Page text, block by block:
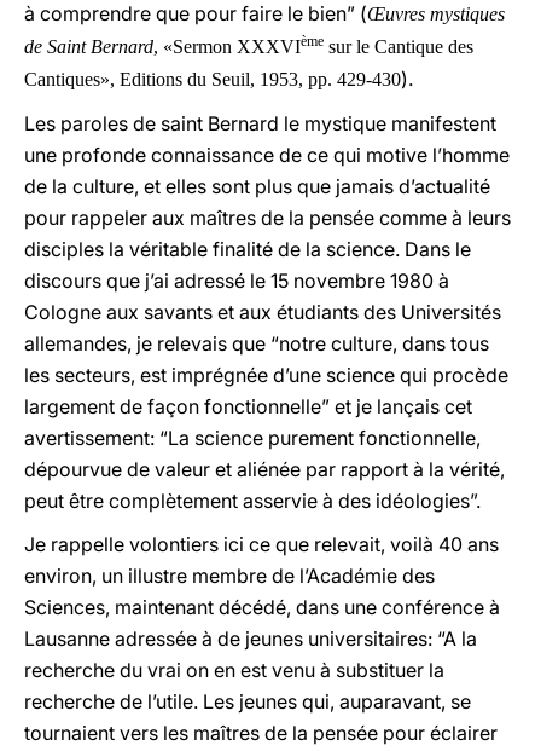
à comprendre que pour faire le bien” (Œuvres mystiques
de Saint Bernard, «Sermon XXXVIème sur le Cantique des
Cantiques», Editions du Seuil, 1953, pp. 429-430).
Les paroles de saint Bernard le mystique manifestent
une profonde connaissance de ce qui motive l’homme
de la culture, et elles sont plus que jamais d’actualité
pour rappeler aux maîtres de la pensée comme à leurs
disciples la véritable finalité de la science. Dans le
discours que j’ai adressé le 15 novembre 1980 à
Cologne aux savants et aux étudiants des Universités
allemandes, je relevais que “notre culture, dans tous
les secteurs, est imprégnée d’une science qui procède
largement de façon fonctionnelle” et je lançais cet
avertissement: “La science purement fonctionnelle,
dépourvue de valeur et aliénée par rapport à la vérité,
peut être complètement asservie à des idéologies”.
Je rappelle volontiers ici ce que relevait, voilà 40 ans
environ, un illustre membre de l’Académie des
Sciences, maintenant décédé, dans une conférence à
Lausanne adressée à de jeunes universitaires: “A la
recherche du vrai on en est venu à substituer la
recherche de l’utile. Les jeunes qui, auparavant, se
tournaient vers les maîtres de la pensée pour éclairer